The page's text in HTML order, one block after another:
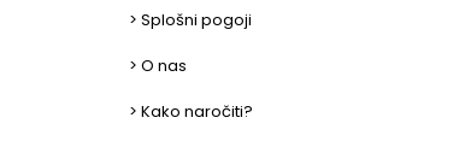
> Splošni pogoji
> O nas
> Kako naročiti?